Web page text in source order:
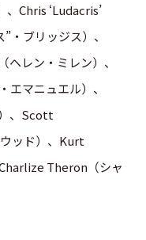
Chris ‘Ludacris’
・ブリッジス）、
レン・ミレン）、
マニュエル）、
、Scott
ッド）、Kurt
Theron（シャ